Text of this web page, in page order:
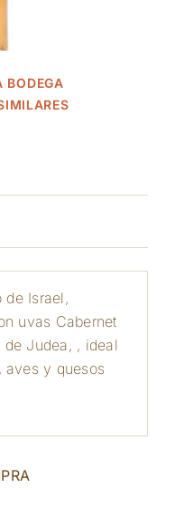
BODEGA
de Israel,
uvas Cabernet
de Judea, , ideal
aves y quesos